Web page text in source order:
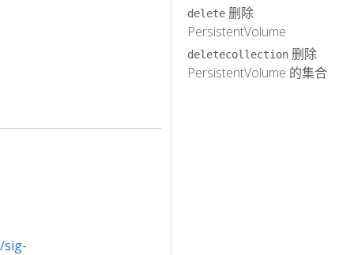
delete 删除
PersistentVolume
deletecollection 删除
PersistentVolume 的集合
sig-